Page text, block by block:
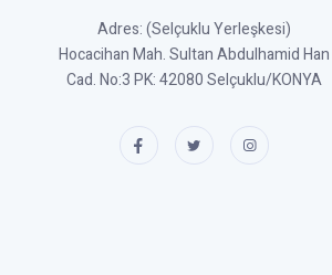
Adres: (Selçuklu Yerleşkesi)
Hocacihan Mah. Sultan Abdulhamid Han
Cad. No:3 PK: 42080 Selçuklu/KONYA